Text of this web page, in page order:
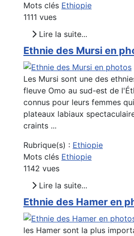
Mots clés Ethiopie
1111 vues
Lire la suite...
Ethnie des Mursi en
Les Mursi sont une des
fleuve Omo au sud-est de
connus pour leurs femmes
plateaux labiaux
craints ...
Rubrique(s) : Ethiopie
Mots clés Ethiopie
1142 vues
Lire la suite...
Ethnie des Hamer en
les Hamer sont la plus